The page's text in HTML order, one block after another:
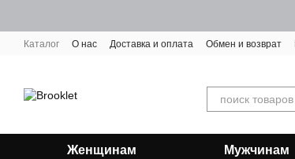
Каталог О нас Доставка и оплата Обмен и возврат
Женщинам Мужчинам